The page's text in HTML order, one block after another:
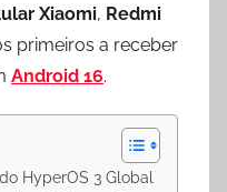
Xiaomi, Redmi
primeiros a receber
Android 16.
HyperOS 3 Global